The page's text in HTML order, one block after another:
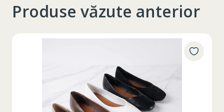
Produse văzute anterior